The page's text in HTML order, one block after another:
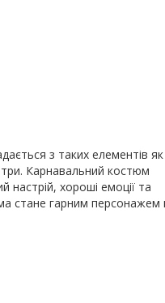
з таких елементів
Карнавальний костюм
настрій, хороші емоції та
стане гарним персонажем